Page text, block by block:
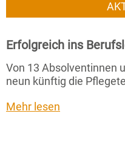
Erfolgreich ins
Von 13 Absolventinnen
neun künftig die
Mehr lesen